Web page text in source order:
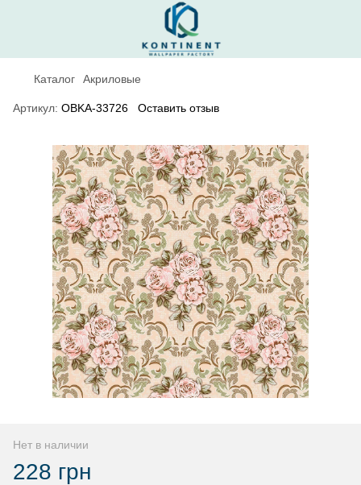
Каталог Акриловые
Артикул: OBKA-33726 Оставить отзыв
Нет в наличии
228 грн